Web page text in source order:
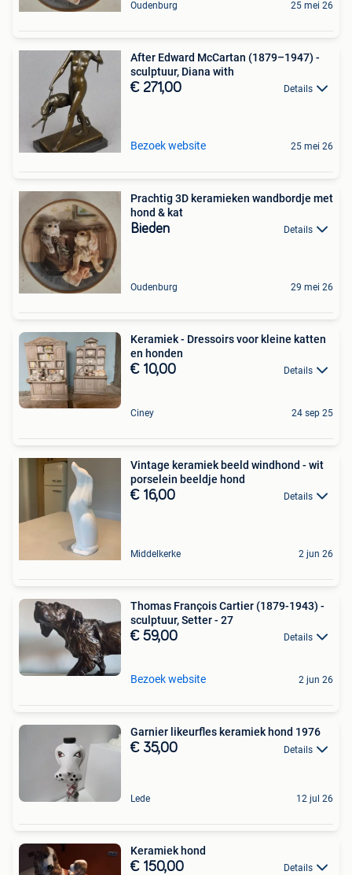
Oudenburg 25 mei 26
After Edward McCartan (1879–1947) -
sculptuur, Diana with
€ 271,00 Details
Bezoek website 25 mei 26
Prachtig 3D keramieken wandbordje met
hond & kat
Bieden Details
Oudenburg 29 mei 26
Keramiek - Dressoirs voor kleine katten
en honden
€ 10,00 Details
Ciney 24 sep 25
Vintage keramiek beeld windhond - wit
porselein beeldje hond
€ 16,00 Details
Middelkerke 2 jun 26
Thomas François Cartier (1879-1943) -
sculptuur, Setter - 27
€ 59,00 Details
Bezoek website 2 jun 26
Garnier likeurfles keramiek hond 1976
€ 35,00 Details
Lede 12 jul 26
Keramiek hond
€ 150,00 Details